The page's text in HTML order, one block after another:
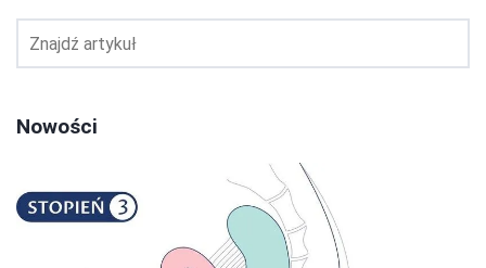
Nowości